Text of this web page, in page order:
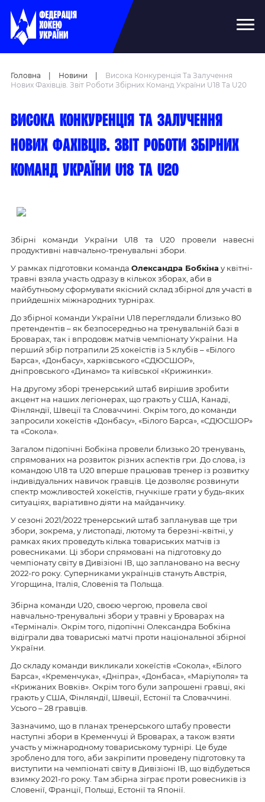
Головна Новини
Висока Конкуренція Та Залучення
Нових Фахівців. Звіт Роботи Збірних Команд України U18 Та U20
Висока конкуренція та залучення
нових фахівців. Звіт роботи збірних
команд України U18 та U20
Збірні команди України U18 та U20 провели навесні
продуктивні навчально-тренувальні збори.
У рамках підготовки команда Олександра Бобкіна у квітні-
травні взяла участь одразу в кількох зборах, аби в
майбутньому сформувати якісний склад збірної для участі в
прийдешніх міжнародних турнірах.
До збірної команди України U18 переглядали близько 80
претендентів – як безпосередньо на тренувальній базі в
Броварах, так і впродовж матчів чемпіонату України. На
перший збір потрапили 25 хокеїстів із 5 клубів – «Білого
Барса», «Донбасу», харківського «СДЮСШОР»,
дніпровського «Динамо» та київської «Крижинки».
На другому зборі тренерський штаб вирішив зробити
акцент на наших легіонерах, що грають у США, Канаді,
Фінляндії, Швеції та Словаччині. Окрім того, до команди
запросили хокеїстів «Донбасу», «Білого Барса», «СДЮСШОР»
та «Сокола».
Загалом підопічні Бобкіна провели близько 20 тренувань,
спрямованих на розвиток різних аспектів гри. До слова, із
командою U18 та U20 вперше працював тренер із розвитку
індивідуальних навичок гравців. Це дозволяє розвинути
спектр можливостей хокеїстів, гнучкіше грати у будь-яких
ситуаціях, варіативно діяти на майданчику.
У сезоні 2021/2022 тренерський штаб запланував ще три
збори, зокрема, у листопаді, лютому та березні-квітні, у
рамках яких проведуть кілька товариських матчів із
ровесниками. Ці збори спрямовані на підготовку до
чемпіонату світу в Дивізіоні ІВ, що заплановано на весну
2022-го року. Суперниками українців стануть Австрія,
Угорщина, Італія, Словенія та Польща.
Збірна команди U20, своєю чергою, провела свої
навчально-тренувальні збори у травні у Броварах на
«Терміналі». Окрім того, підопічні Олександра Бобкіна
відіграли два товариські матчі проти національної збірної
України.
До складу команди викликали хокеїстів «Сокола», «Білого
Барса», «Кременчука», «Дніпра», «Донбаса», «Маріуполя» та
«Крижаних Вовків». Окрім того були запрошені гравці, які
грають у США, Фінляндії, Швеції, Естонії та Словаччині.
Усього – 28 гравців.
Зазначимо, що в планах тренерського штабу провести
наступні збори в Кременчуці й Броварах, а також взяти
участь у міжнародному товариському турнірі. Це буде
зроблено для того, аби закріпити проведену підготовку та
виступити на чемпіонаті світу в Дивізіоні ІВ, що відбудеться
взимку 2021-го року. Там збірна зіграє проти ровесників із
Словенії, Франції, Польщі, Естонії та Японії.